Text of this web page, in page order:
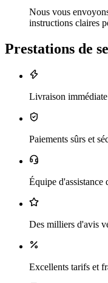
Nous vous
instructions claires
Prestations de
Livraison immédiate
Paiements sûrs et
Équipe d'assistance
Des milliers d'avis
Excellents tarifs et